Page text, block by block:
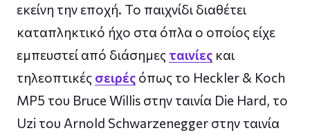
εκείνη την εποχή. Το παιχνίδι διαθέτει
καταπληκτικό ήχο στα όπλα ο οποίος είχε
εμπευστεί από διάσημες ταινίες και
τηλεοπτικές σειρές όπως το Heckler & Koch
MP5 του Bruce Willis στην ταινία Die Hard, το
Uzi του Arnold Schwarzenegger στην ταινία